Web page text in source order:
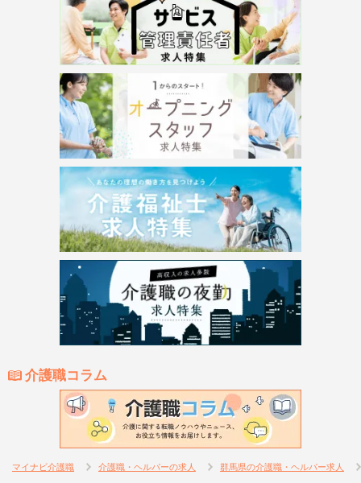
介護職コラム
マイナビ介護職 介護職・ヘルパーの求人 群馬県の介護職・ヘルパー求人